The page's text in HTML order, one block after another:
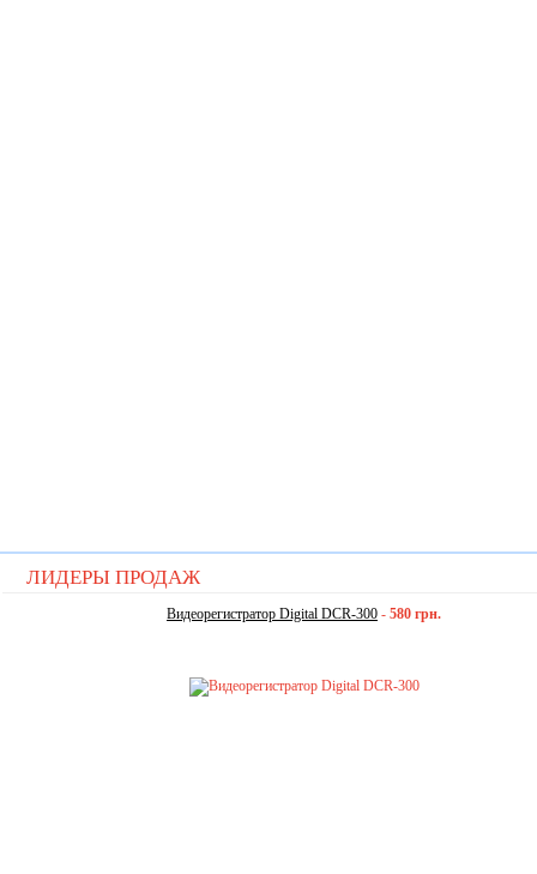
ЛИДЕРЫ ПРОДАЖ
Видеорегистратор Digital DCR-300 - 580 грн.